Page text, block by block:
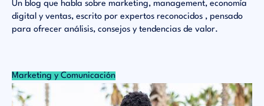
Un blog que habla sobre marketing, management, economía
digital y ventas, escrito por expertos reconocidos , pensado
para ofrecer análisis, consejos y tendencias de valor.
Marketing y Comunicación